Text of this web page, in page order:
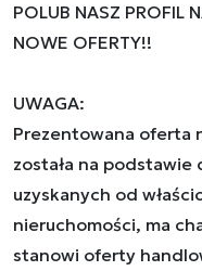
POLUB NASZ PROFIL
NOWE OFERTY!!
UWAGA:
Prezentowana oferta
została na
uzyskanych od
nieruchomości, ma
stanowi oferty